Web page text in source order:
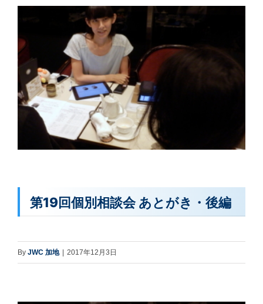
第19回個別相談会 あとがき・後編
By JWC 加地 2017年12月3日